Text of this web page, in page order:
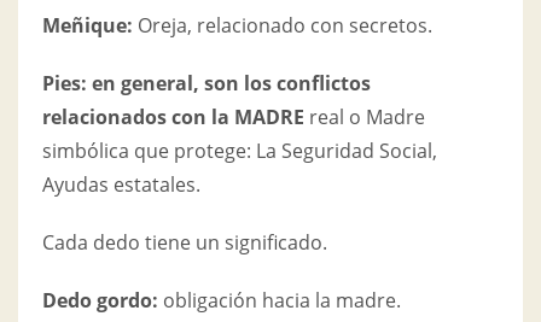
Meñique: Oreja, relacionado con secretos.
Pies: en general, son los conflictos
relacionados con la MADRE real o Madre
simbólica que protege: La Seguridad Social,
Ayudas estatales.
Cada dedo tiene un significado.
Dedo gordo: obligación hacia la madre.